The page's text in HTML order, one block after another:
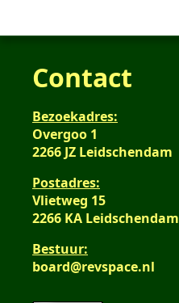
Contact
Bezoekadres:
Overgoo 1
2266 JZ Leidschendam
Postadres:
Vlietweg 15
2266 KA Leidschendam
Bestuur:
board@revspace.nl